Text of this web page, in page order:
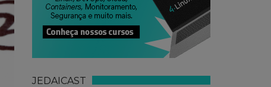
JEDAICAST